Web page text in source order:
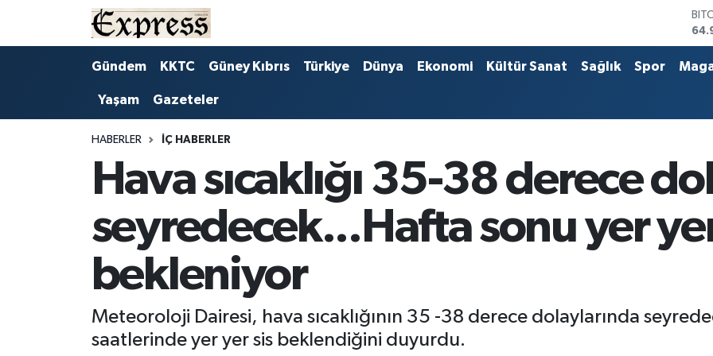
Gündem KKTC Güney Kıbrıs Türkiye Dünya Ekonomi Kültür Sanat Sağlık Spor
Yaşam Gazeteler
HABERLER İÇ HABERLER
Hava sıcaklığı 35-38 derece
seyredecek...Hafta sonu yer
bekleniyor
Meteoroloji Dairesi, hava sıcaklığının 35 -38 derece dolaylarında
saatlerinde yer yer sis beklendiğini duyurdu.
ALAYKÖY
ALSANCAK
ÇATALKÖY
ENGLISH
Hava Durumu
Trafik Durumu
Süper Lig Puan Durumu ve Fikstür
Tüm Manşetler
Son Dakika Haberleri
Haber Arşivi